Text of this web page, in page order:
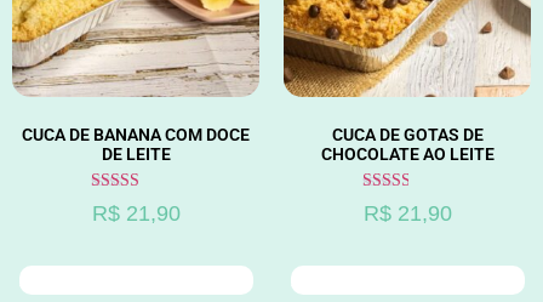
CUCA DE BANANA COM DOCE
DE LEITE
Avaliação
2.96
R$21,90
ADICIONAR AO CARRINHO
CUCA DE GOTAS DE
CHOCOLATE AO LEITE
Avaliação
2.56
R$21,90
ADICIONAR AO CARRINHO